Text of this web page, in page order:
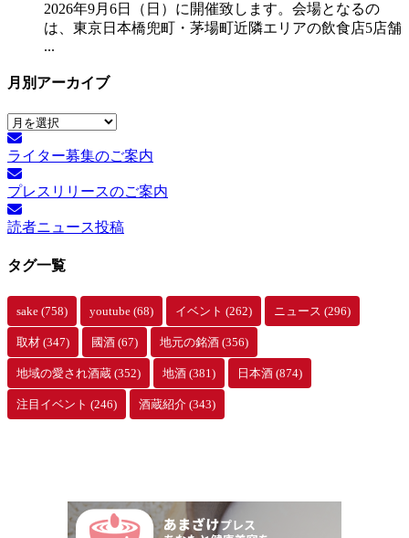
2026年9月6日（日）に開催致します。会場となるの
は、東京日本橋兜町・茅場町近隣エリアの飲食店5店舗
...
月別アーカイブ
月
別
ア
ー
カ
イ
ブ
ライター募集のご案内
プレスリリースのご案内
読者ニュース投稿
タグ一覧
sake (758) youtube (68) イベント (262) ニュース (296)
取材 (347) 國酒 (67) 地元の銘酒 (356)
地域の愛され酒蔵 (352) 地酒 (381) 日本酒 (874)
注目イベント (246) 酒蔵紹介 (343)